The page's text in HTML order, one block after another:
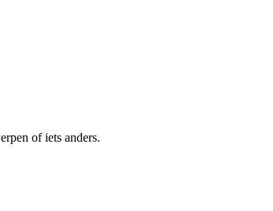
of iets anders.